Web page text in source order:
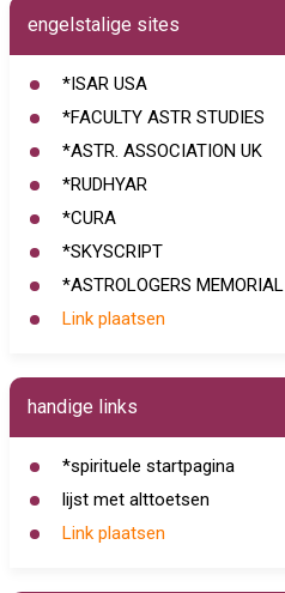
engelstalige sites
*ISAR USA
*FACULTY ASTR STUDIES
*ASTR. ASSOCIATION UK
*RUDHYAR
*CURA
*SKYSCRIPT
*ASTROLOGERS MEMORIAL
Link plaatsen
handige links
*spirituele startpagina
lijst met alttoetsen
Link plaatsen